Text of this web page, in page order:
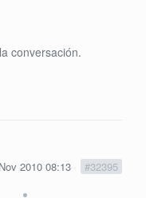
conversación.
2010 08:13 #32395